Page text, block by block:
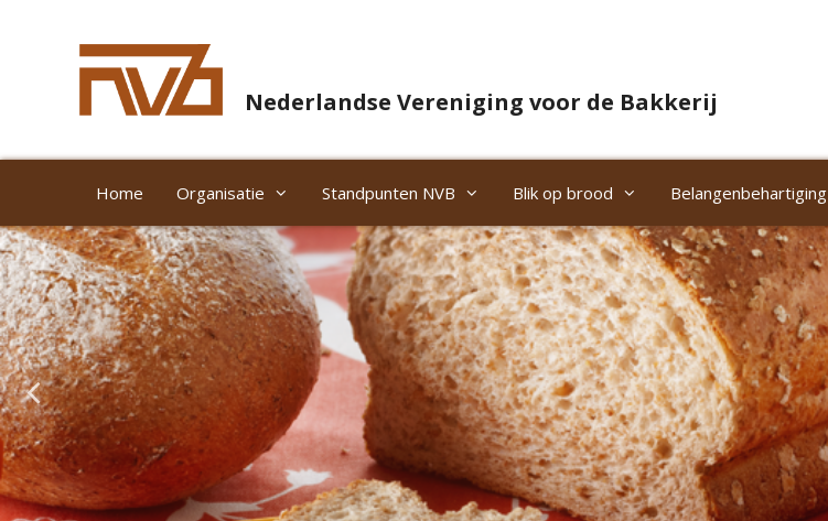
Nederlandse Vereniging voor de Bakkerij
Home Organisatie Standpunten NVB Blik op brood Belangenbehartiging